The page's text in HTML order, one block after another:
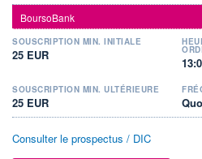
SOUSCRIPTION MIN. INITIALE
25 EUR
SOUSCRIPTION MIN. ULTÉRIEURE
25 EUR
Consulter le prospectus / DIC